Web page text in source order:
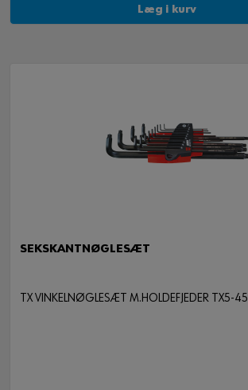
Læg i kurv
SEKSKANTNØGLESÆT
TX VINKELNØGLESÆT M.HOLDEFJEDER TX5-45